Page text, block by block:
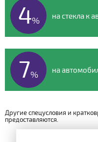
4% на стекла к
7% на
Другие спецусловия и
предоставляются.